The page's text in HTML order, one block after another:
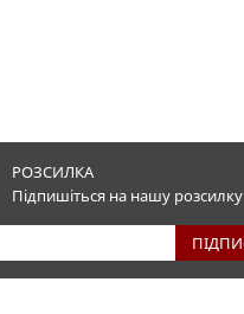
РОЗСИЛКА
Підпишіться на нашу розсилку